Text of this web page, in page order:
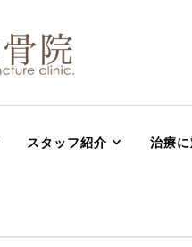
腰痛 坐
スタッフ紹介 治療